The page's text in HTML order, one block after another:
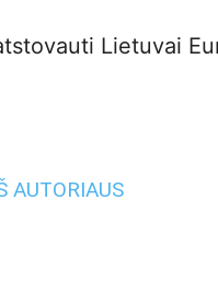
Lietuvai
AUTORIAUS